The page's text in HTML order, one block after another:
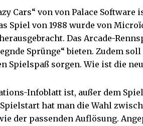
Cars“ von von Palace Software
Spiel von 1988 wurde von
Das Arcade-
Sprünge“ bieten. Zudem
Spielspaß sorgen. Wie ist die
Infoblatt ist, außer dem
hat man die Wahl
der passenden Auflösung.